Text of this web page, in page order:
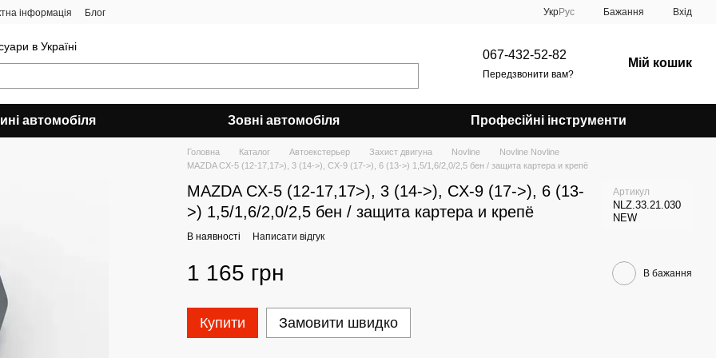
інформація Блог УкрРус Бажання Вхід
в Україні
067-432-52-82
Передзвонити вам?
Мій кошик
автомобіля Зовні автомобіля Професійні інструменти
Головна Каталог Автоекстерьер Захист двигуна Novline
Novline Novline
MAZDA CX-5 (12-17,17>), 3 (14->), CX-9 (17->), 6 (13->) 1,5/1,6/2,0/2,5 бен / защита картера и крепё
MAZDA CX-5 (12-17,17>), 3 (14->), CX-9 (17->), 6 (13-
>) 1,5/1,6/2,0/2,5 бен / защита картера и крепё
Артикул
NLZ.33.21.030
NEW
В наявності Написати відгук
1 165 грн В бажання
Купити Замовити швидко